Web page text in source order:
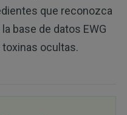
que reconozca
base de datos EWG
ocultas.